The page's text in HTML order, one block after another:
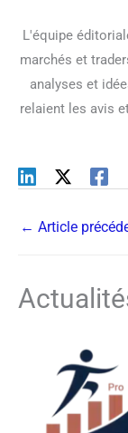
L'équipe
marchés et
analyses et
relaient les avis
← Article